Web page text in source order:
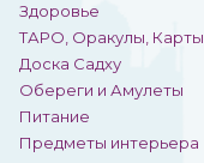
Здоровье
ТАРО, Оракулы, Карты
Доска Садху
Обереги и Амулеты
Питание
Предметы интерьера